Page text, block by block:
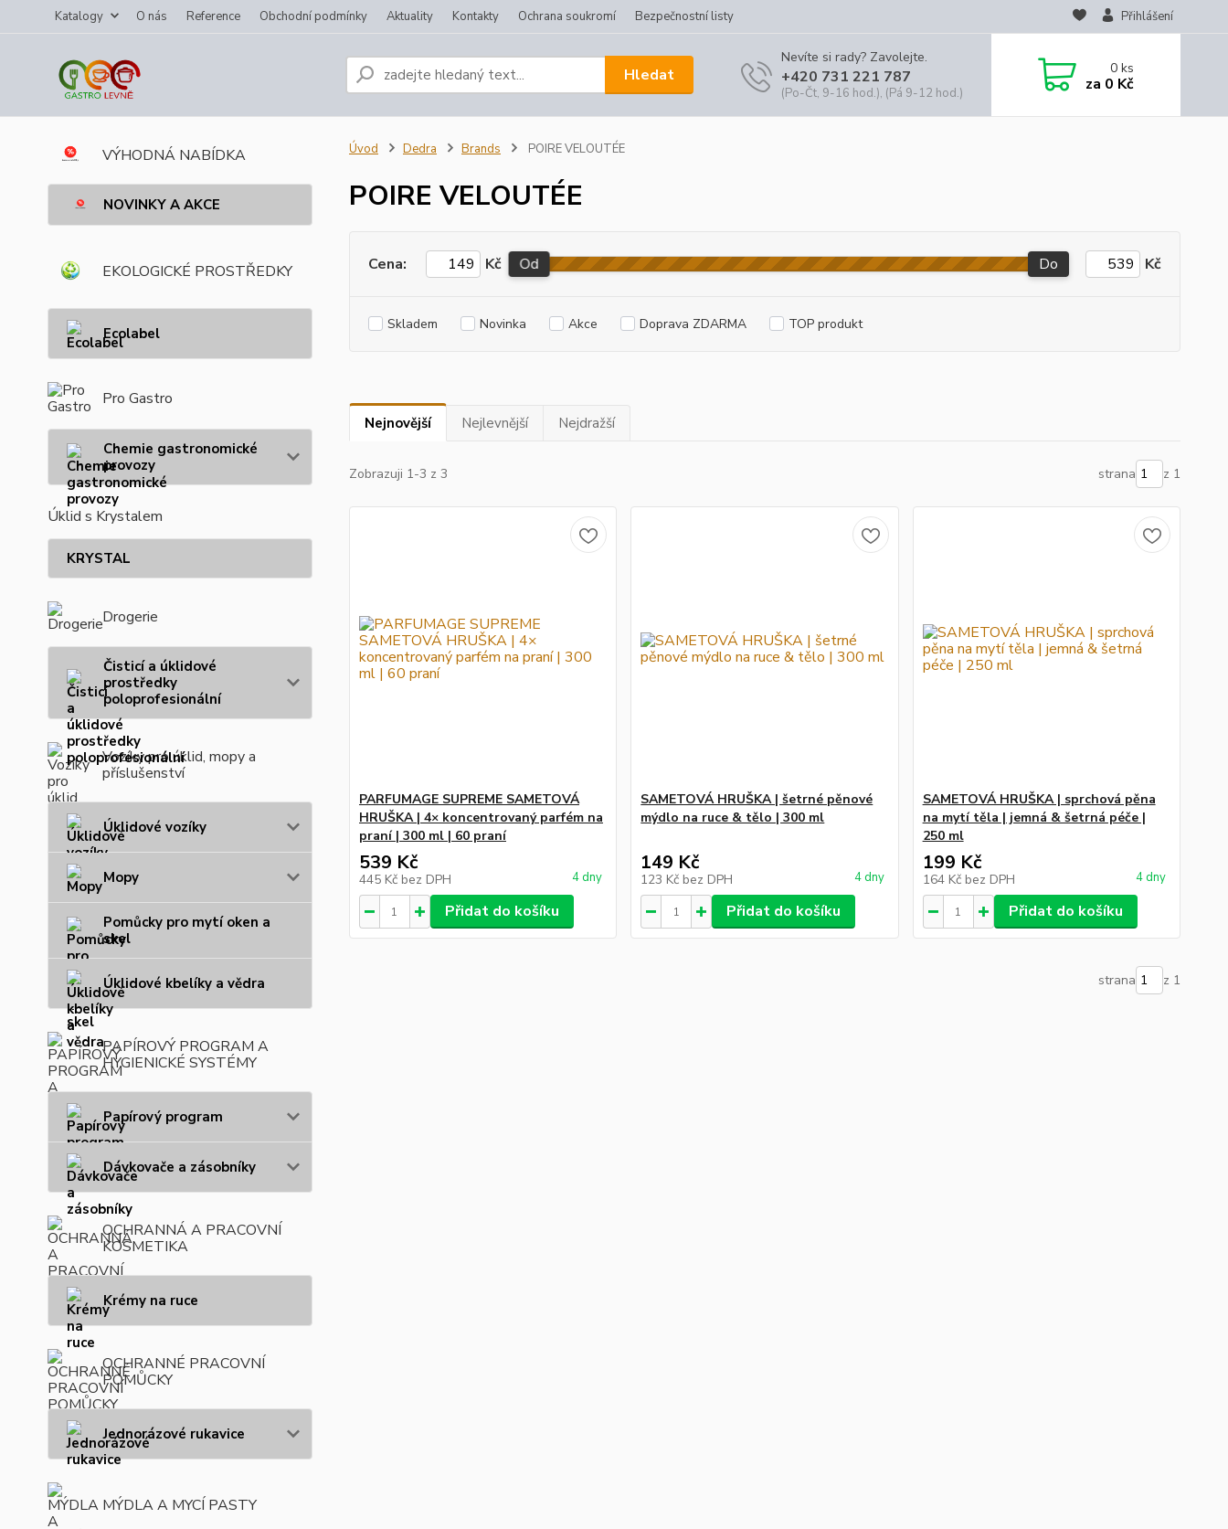
Katalogy O nás Reference Obchodní podmínky Aktuality Kontakty Ochrana soukromí Bezpečnostní listy Přihlášení
Hledat
Nevíte si rady? Zavolejte.
+420 731 221 787
(Po-Čt, 9-16 hod.), (Pá 9-12 hod.)
0ks
za 0 Kč
VÝHODNÁ NABÍDKA
NOVINKY A AKCE
EKOLOGICKÉ PROSTŘEDKY
Ecolabel
Pro Gastro
Chemie gastronomické
provozy
Úklid s Krystalem
KRYSTAL
Drogerie
Čisticí a úklidové
prostředky
poloprofesionální
Vozíky pro úklid, mopy a
příslušenství
Úklidové vozíky
Mopy
Pomůcky pro mytí oken a
skel
Úklidové kbelíky a vědra
PAPÍROVÝ PROGRAM A
HYGIENICKÉ SYSTÉMY
Papírový program
Dávkovače a zásobníky
OCHRANNÁ A PRACOVNÍ
KOSMETIKA
Krémy na ruce
OCHRANNÉ PRACOVNÍ
POMŮCKY
Jednorázové rukavice
MÝDLA A MYCÍ PASTY
Úvod Dedra Brands POIRE VELOUTÉE
POIRE VELOUTÉE
Cena: Kč Od Do Kč
Skladem Novinka Akce Doprava ZDARMA TOP produkt
Nejnovější Nejlevnější Nejdražší
Zobrazuji 1-3 z 3 strana z 1
PARFUMAGE SUPREME SAMETOVÁ
HRUŠKA | 4× koncentrovaný parfém na
praní | 300 ml | 60 praní
539 Kč
445 Kč bez DPH 4 dny
Přidat do košíku
SAMETOVÁ HRUŠKA | šetrné pěnové
mýdlo na ruce & tělo | 300 ml
149 Kč
123 Kč bez DPH 4 dny
Přidat do košíku
SAMETOVÁ HRUŠKA | sprchová pěna
na mytí těla | jemná & šetrná péče |
250 ml
199 Kč
164 Kč bez DPH 4 dny
Přidat do košíku
strana z 1